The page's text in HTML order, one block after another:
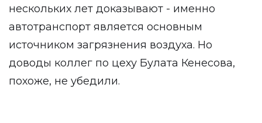
нескольких лет доказывают - именно
автотранспорт является основным
источником загрязнения воздуха. Но
доводы коллег по цеху Булата Кенесова,
похоже, не убедили.